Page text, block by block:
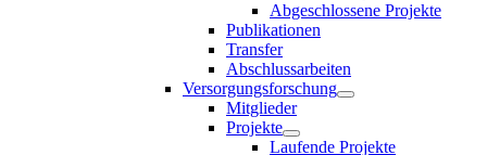
Abgeschlossene Projekte
Publikationen
Transfer
Abschlussarbeiten
Versorgungsforschung
Mitglieder
Projekte
Laufende Projekte